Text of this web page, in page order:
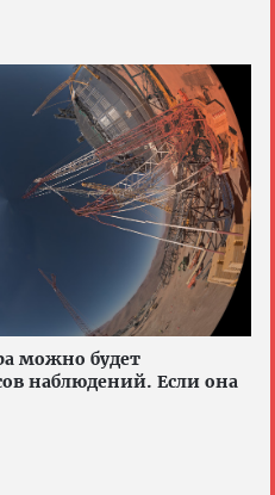
можно будет
наблюдений. Если она